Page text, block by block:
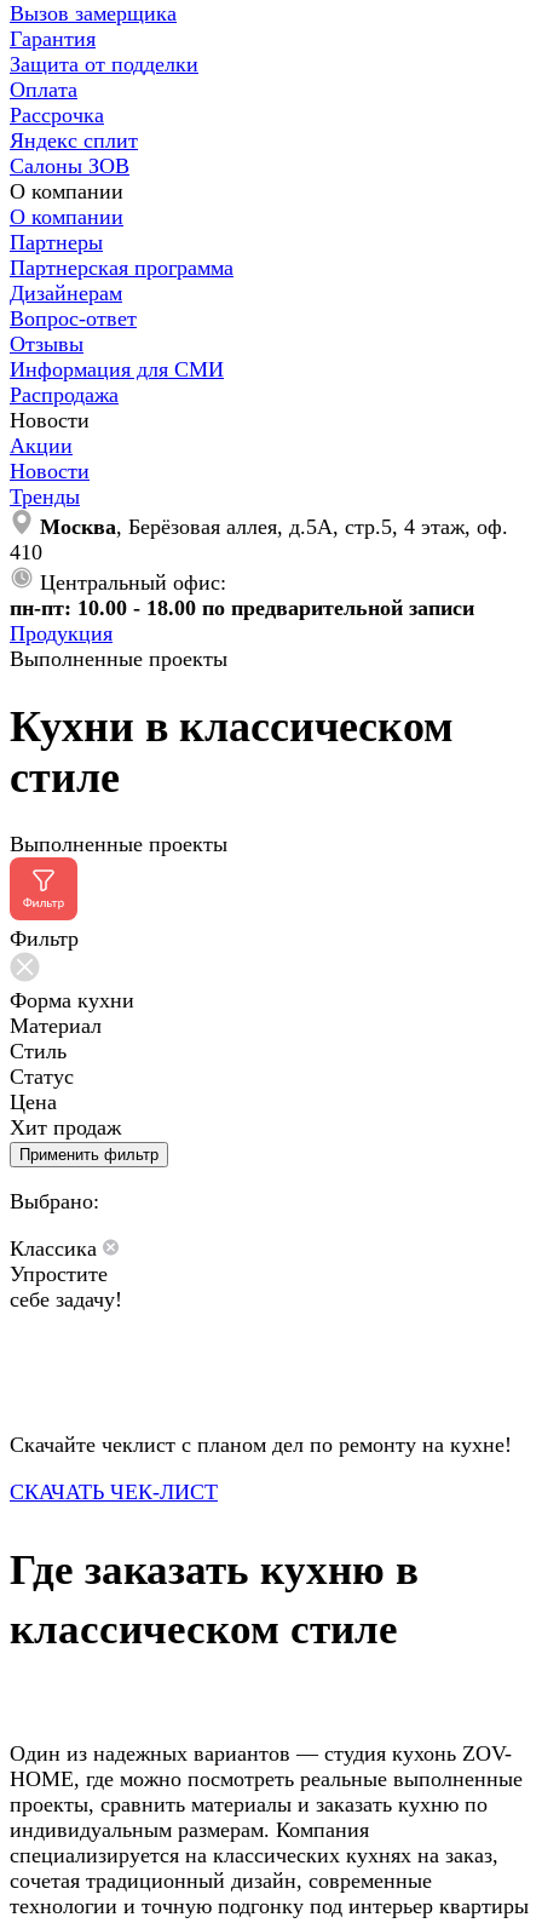
Вызов замерщика
Гарантия
Защита от подделки
Оплата
Рассрочка
Яндекс сплит
Салоны ЗОВ
О компании
О компании
Партнеры
Партнерская программа
Дизайнерам
Вопрос-ответ
Отзывы
Информация для СМИ
Распродажа
Новости
Акции
Новости
Тренды
Москва, Берёзовая аллея, д.5А, стр.5, 4 этаж, оф.
410
Центральный офис:
пн-пт: 10.00 - 18.00 по предварительной записи
Продукция
Выполненные проекты
Кухни в классическом
стиле
Выполненные проекты
Фильтр
Форма кухни
Материал
Стиль
Статус
Цена
Хит продаж
Применить фильтр
Выбрано:
Классика
Упростите
себе задачу!
Скачайте чеклист с планом дел по ремонту на кухне!
СКАЧАТЬ ЧЕК-ЛИСТ
Где заказать кухню в
классическом стиле
Один из надежных вариантов — студия кухонь ZOV-
HOME, где можно посмотреть реальные выполненные
проекты, сравнить материалы и заказать кухню по
индивидуальным размерам. Компания
специализируется на классических кухнях на заказ,
сочетая традиционный дизайн, современные
технологии и точную подгонку под интерьер квартиры